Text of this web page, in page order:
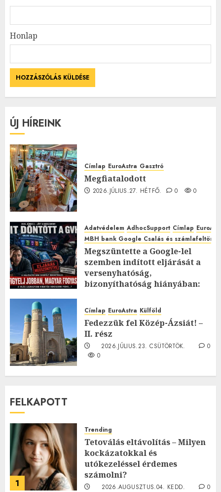
Honlap
ÚJ HÍREINK
Címlap EuroAstra Gasztró
Megfiatalodott
2026.JÚLIUS.27. HÉTFŐ. 0 0
Adatvédelem AdhocSupport Címlap
MBH bank Google Csalás és
Megszüntette a Google-lel
szemben indított eljárását a
versenyhatóság,
bizonyíthatóság hiányában:
2026.JÚLIUS.23. CSÜTÖRTÖK.
0
Címlap EuroAstra Külföld
Fedezzük fel Közép-Ázsiát! –
II. rész
2026.JÚLIUS.23. CSÜTÖRTÖK.
0
0
FELKAPOTT
1
Trending
Tetoválás eltávolítás – Milyen
kockázatokkal és
utókezeléssel érdemes
számolni?
2026.AUGUSZTUS.04. KEDD.
0